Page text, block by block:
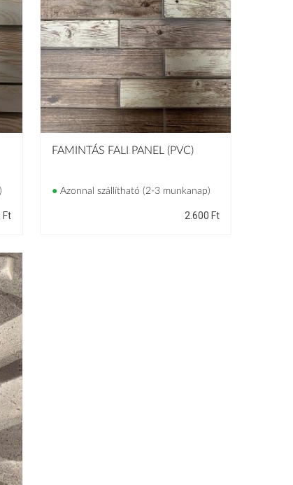
Ft
FAMINTÁS FALI PANEL (PVC)
● Azonnal szállítható (2-3 munkanap)
2.600 Ft